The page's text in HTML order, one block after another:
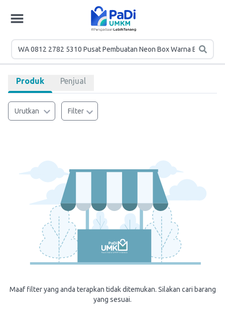
Produk Penjual
Urutkan Filter
Maaf filter yang anda terapkan tidak ditemukan. Silakan cari barang
yang sesuai.